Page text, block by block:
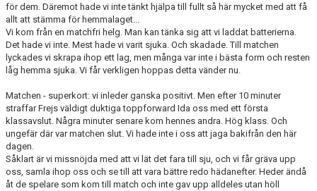
för dem. Däremot hade vi inte tänkt hjälpa till fullt så här mycket med att få
allt att stämma för hemmalaget...
Vi kom från en matchfri helg. Man kan tänka sig att vi laddat batterierna.
Det hade vi inte. Mest hade vi varit sjuka. Och skadade. Till matchen
lyckades vi skrapa ihop ett lag, men många var inte i bästa form och resten
låg hemma sjuka. Vi får verkligen hoppas detta vänder nu.
Matchen - superkort: vi inleder ganska positivt. Men efter 10 minuter
straffar Frejs väldigt duktiga toppforward Ida oss med ett första
klassavslut. Några minuter senare kom hennes andra. Hög klass. Och
ungefär där var matchen slut. Vi hade inte i oss att jaga bakifrån den här
dagen.
Såklart är vi missnöjda med att vi lät det fara till sju, och vi får gräva upp
oss, samla ihop oss och se till att vara bättre redo hädanefter. Heder ändå
åt de spelare som kom till match och inte gav upp alldeles utan höll